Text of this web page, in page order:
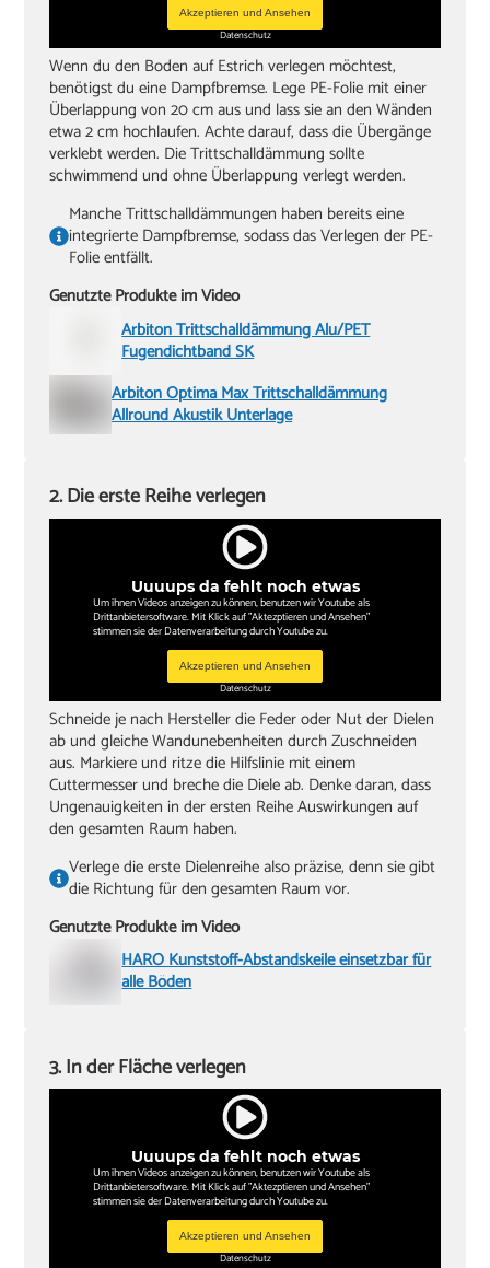
Akzeptieren und Ansehen
Datenschutz
Wenn du den Boden auf Estrich verlegen möchtest,
benötigst du eine Dampfbremse. Lege PE-Folie mit einer
Überlappung von 20 cm aus und lass sie an den Wänden
etwa 2 cm hochlaufen. Achte darauf, dass die Übergänge
verklebt werden. Die Trittschalldämmung sollte
schwimmend und ohne Überlappung verlegt werden.
Manche Trittschalldämmungen haben bereits eine
integrierte Dampfbremse, sodass das Verlegen der PE-
Folie entfällt.
Genutzte Produkte im Video
Arbiton Trittschalldämmung Alu/PET
Fugendichtband SK
Arbiton Optima Max Trittschalldämmung
Allround Akustik Unterlage
Uuuups da fehlt noch etwas
Um ihnen Videos anzeigen zu können, benutzen wir Youtube als
Drittanbietersoftware. Mit Klick auf "Aktezptieren und Ansehen"
stimmen sie der Datenverarbeitung durch Youtube zu.
Akzeptieren und Ansehen
Datenschutz
2. Die erste Reihe verlegen
Schneide je nach Hersteller die Feder oder Nut der Dielen
ab und gleiche Wandunebenheiten durch Zuschneiden
aus. Markiere und ritze die Hilfslinie mit einem
Cuttermesser und breche die Diele ab. Denke daran, dass
Ungenauigkeiten in der ersten Reihe Auswirkungen auf
den gesamten Raum haben.
Verlege die erste Dielenreihe also präzise, denn sie gibt
die Richtung für den gesamten Raum vor.
Genutzte Produkte im Video
HARO Kunststoff-Abstandskeile einsetzbar für
alle Böden
Uuuups da fehlt noch etwas
Um ihnen Videos anzeigen zu können, benutzen wir Youtube als
Drittanbietersoftware. Mit Klick auf "Aktezptieren und Ansehen"
stimmen sie der Datenverarbeitung durch Youtube zu.
Akzeptieren und Ansehen
Datenschutz
3. In der Fläche verlegen